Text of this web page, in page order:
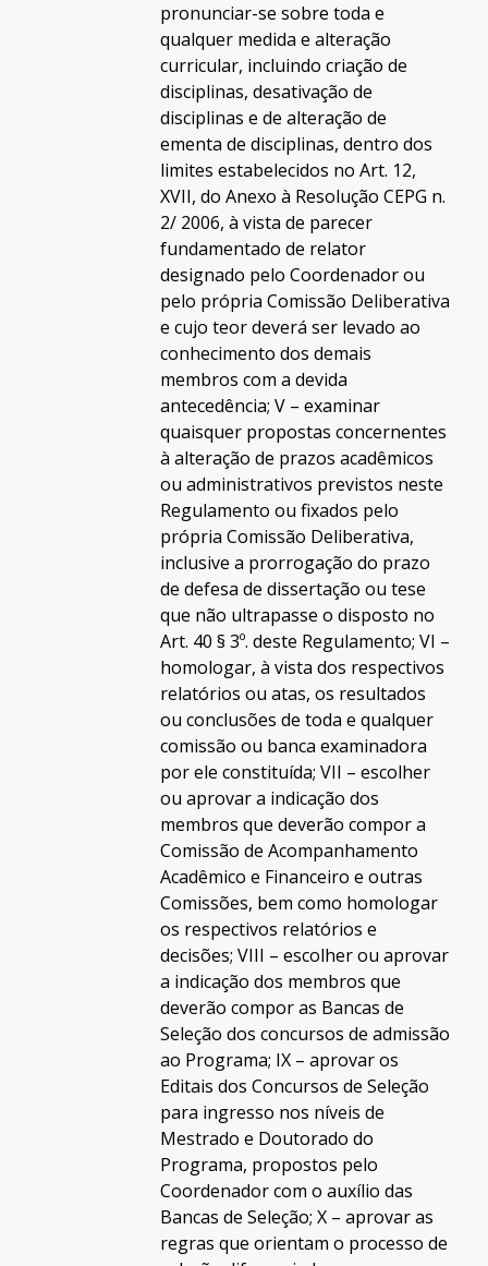
pronunciar-se sobre toda e
qualquer medida e alteração
curricular, incluindo criação de
disciplinas, desativação de
disciplinas e de alteração de
ementa de disciplinas, dentro dos
limites estabelecidos no Art. 12,
XVII, do Anexo à Resolução CEPG n.
2/ 2006, à vista de parecer
fundamentado de relator
designado pelo Coordenador ou
pelo própria Comissão Deliberativa
e cujo teor deverá ser levado ao
conhecimento dos demais
membros com a devida
antecedência; V – examinar
quaisquer propostas concernentes
à alteração de prazos acadêmicos
ou administrativos previstos neste
Regulamento ou fixados pelo
própria Comissão Deliberativa,
inclusive a prorrogação do prazo
de defesa de dissertação ou tese
que não ultrapasse o disposto no
Art. 40 § 3º. deste Regulamento; VI –
homologar, à vista dos respectivos
relatórios ou atas, os resultados
ou conclusões de toda e qualquer
comissão ou banca examinadora
por ele constituída; VII – escolher
ou aprovar a indicação dos
membros que deverão compor a
Comissão de Acompanhamento
Acadêmico e Financeiro e outras
Comissões, bem como homologar
os respectivos relatórios e
decisões; VIII – escolher ou aprovar
a indicação dos membros que
deverão compor as Bancas de
Seleção dos concursos de admissão
ao Programa; IX – aprovar os
Editais dos Concursos de Seleção
para ingresso nos níveis de
Mestrado e Doutorado do
Programa, propostos pelo
Coordenador com o auxílio das
Bancas de Seleção; X – aprovar as
regras que orientam o processo de